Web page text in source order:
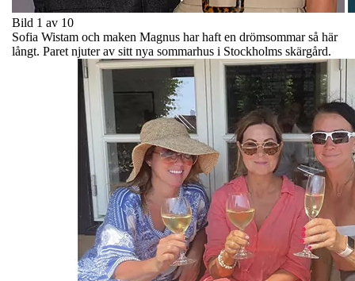
Bild 1 av 10
Sofia Wistam och maken Magnus har haft en drömsommar så här
långt. Paret njuter av sitt nya sommarhus i Stockholms skärgård.